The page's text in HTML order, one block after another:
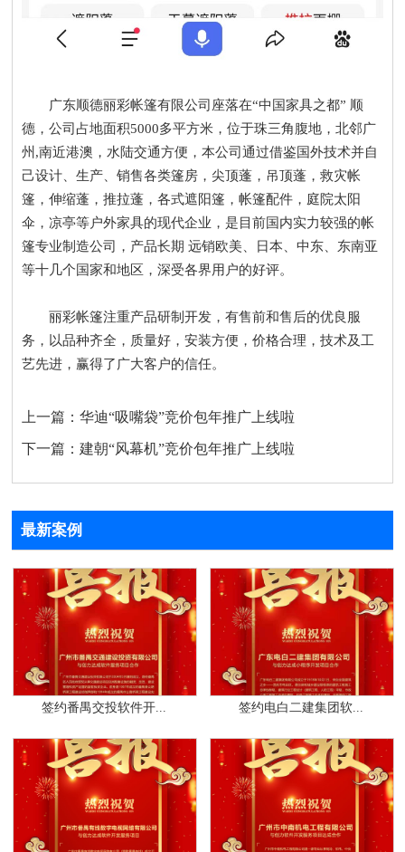
广东顺德丽彩帐篷有限公司座落在“中国家具之都” 顺
德，公司占地面积5000多平方米，位于珠三角腹地，北邻广
州,南近港澳，水陆交通方便，本公司通过借鉴国外技术并自
己设计、生产、销售各类篷房，尖顶蓬，吊顶蓬，救灾帐
篷，伸缩蓬，推拉蓬，各式遮阳篷，帐篷配件，庭院太阳
伞，凉亭等户外家具的现代企业，是目前国内实力较强的帐
篷专业制造公司，产品长期 远销欧美、日本、中东、东南亚
等十几个国家和地区，深受各界用户的好评。
丽彩帐篷注重产品研制开发，有售前和售后的优良服
务，以品种齐全，质量好，安装方便，价格合理，技术及工
艺先进，赢得了广大客户的信任。
上一篇：华迪“吸嘴袋”竞价包年推广上线啦
下一篇：建朝“风幕机”竞价包年推广上线啦
最新案例
签约番禺交投软件开... 签约电白二建集团软...